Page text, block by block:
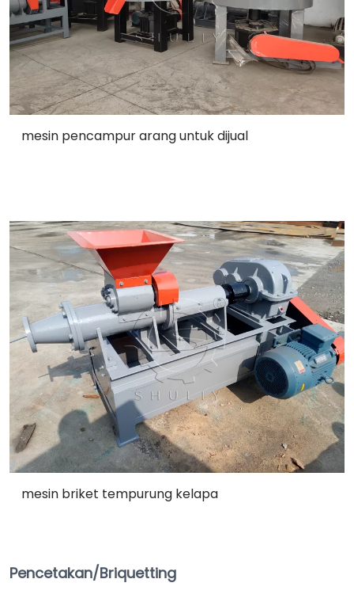
mesin pencampur arang untuk dijual
mesin briket tempurung kelapa
Pencetakan/Briquetting